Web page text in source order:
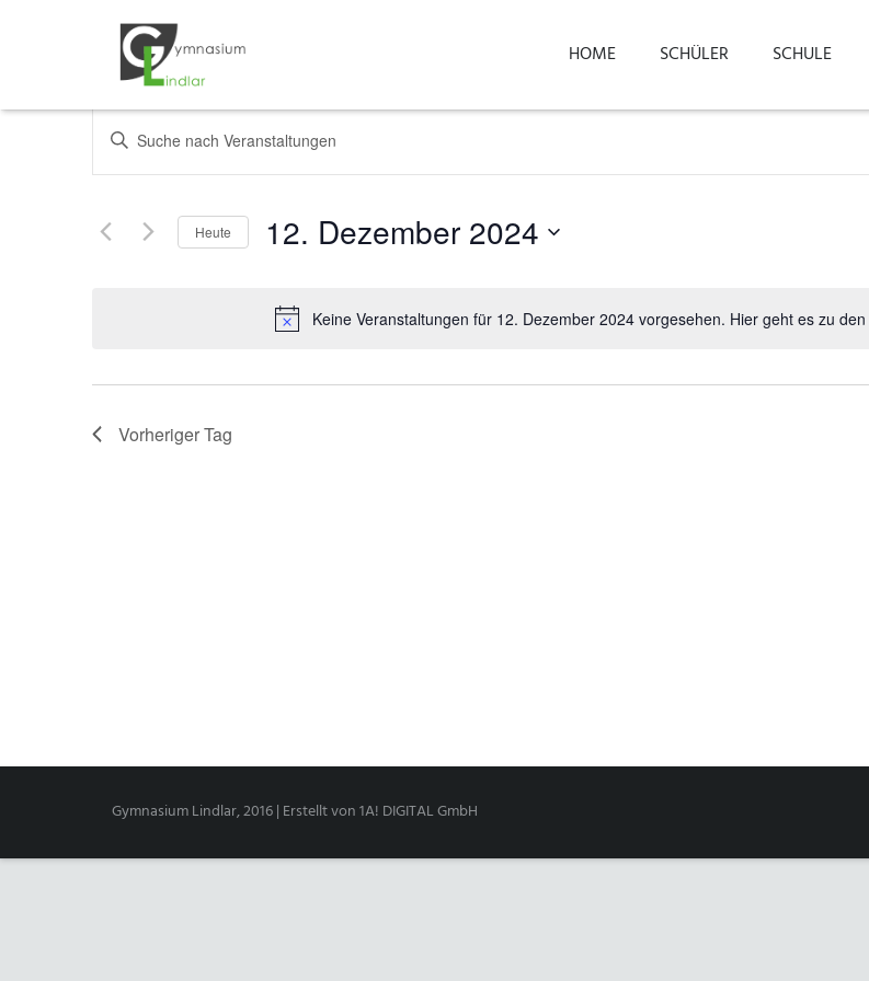
HOME SCHÜLER SCHULE
Keine Veranstaltungen für 12. Dezember 2024 vorgesehen. Hier geht es zu den
Veranstaltungen
Suche
und
Bitte
Schlüsselwort
eingeben.
nach
Heute 12. Dezember 2024
Vorheriger Tag
Gymnasium Lindlar, 2016 | Erstellt von1A! DIGITAL GmbH